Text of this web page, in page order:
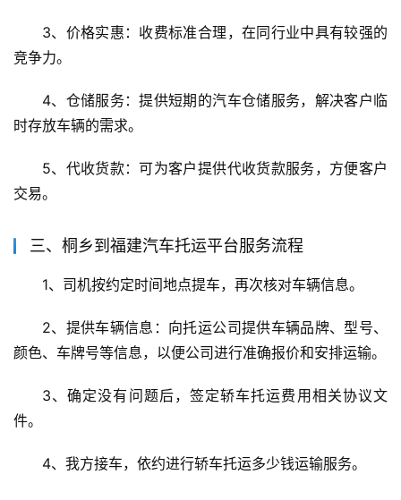
3、价格实惠：收费标准合理，在同行业中具有较强的
竞争力。
4、仓储服务：提供短期的汽车仓储服务，解决客户临
时存放车辆的需求。
5、代收货款：可为客户提供代收货款服务，方便客户
交易。
三、桐乡到福建汽车托运平台服务流程
1、司机按约定时间地点提车，再次核对车辆信息。
2、提供车辆信息：向托运公司提供车辆品牌、型号、
颜色、车牌号等信息，以便公司进行准确报价和安排运输。
3、确定没有问题后，签定轿车托运费用相关协议文
件。
4、我方接车，依约进行轿车托运多少钱运输服务。